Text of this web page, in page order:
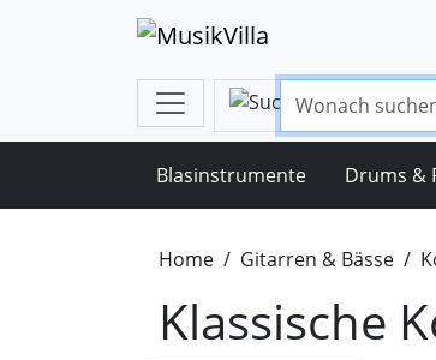
Blasinstrumente Drums &
Home Gitarren & Bässe
Klassische